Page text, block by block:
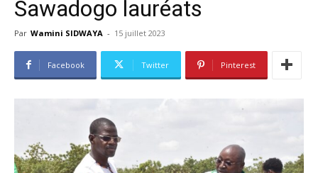
Sawadogo lauréats
Par Wamini SIDWAYA - 15 juillet 2023
Facebook Twitter Pinterest